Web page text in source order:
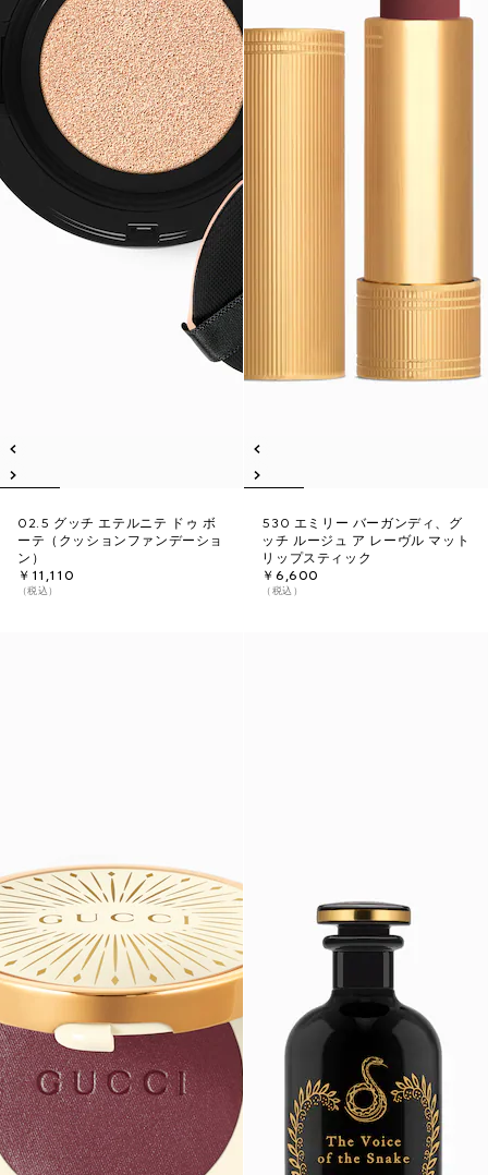
02.5 グッチ エテルニテ ドゥ ボ
ーテ（クッションファンデーショ
ン）
￥11,110
（税込）
530 エミリー バーガンディ、グ
ッチ ルージュ ア レーヴル マット
リップスティック
￥6,600
（税込）